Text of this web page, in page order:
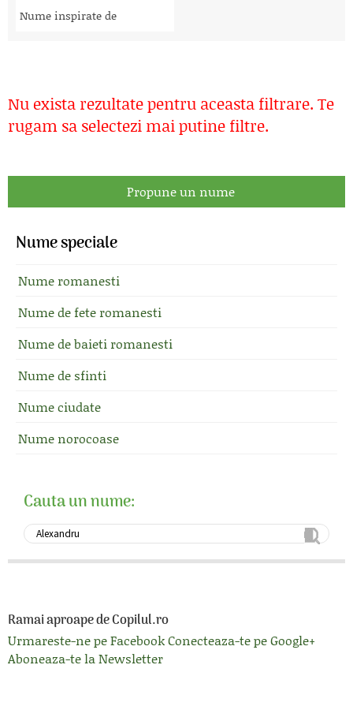
Nume inspirate de
Nu exista rezultate pentru aceasta filtrare. Te
rugam sa selectezi mai putine filtre.
Propune un nume
Nume speciale
Nume romanesti
Nume de fete romanesti
Nume de baieti romanesti
Nume de sfinti
Nume ciudate
Nume norocoase
Cauta un nume:
Ramai aproape de Copilul.ro
Urmareste-ne pe FacebookConecteaza-te pe Google+
Aboneaza-te la Newsletter